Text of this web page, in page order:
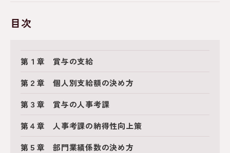
目次
第１章 賞与の支給
第２章 個人別支給額の決め方
第３章 賞与の人事考課
第４章 人事考課の納得性向上策
第５章 部門業績係数の決め方